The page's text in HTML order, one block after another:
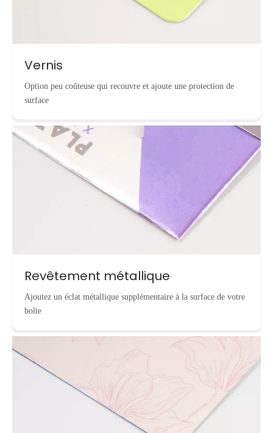
Vernis
Option peu coûteuse qui recouvre et ajoute une protection de
surface
Revêtement métallique
Ajoutez un éclat métallique supplémentaire à la surface de votre
boîte